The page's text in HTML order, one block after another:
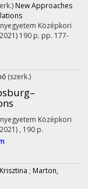
New Approaches
Középkori
190 p. pp. 177-
(szerk.)
Középkori
, 190 p.
; Marton,